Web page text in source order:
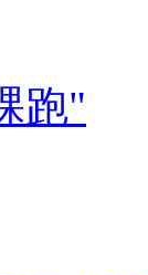
跑"